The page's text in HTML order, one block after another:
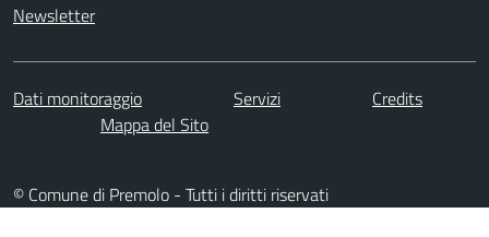
Newsletter
Dati monitoraggio Servizi
Credits
Mappa del Sito
© Comune di Premolo - Tutti i diritti riservati